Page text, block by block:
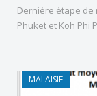
Dernière étape de
Phuket et Koh Phi
MALAISIE